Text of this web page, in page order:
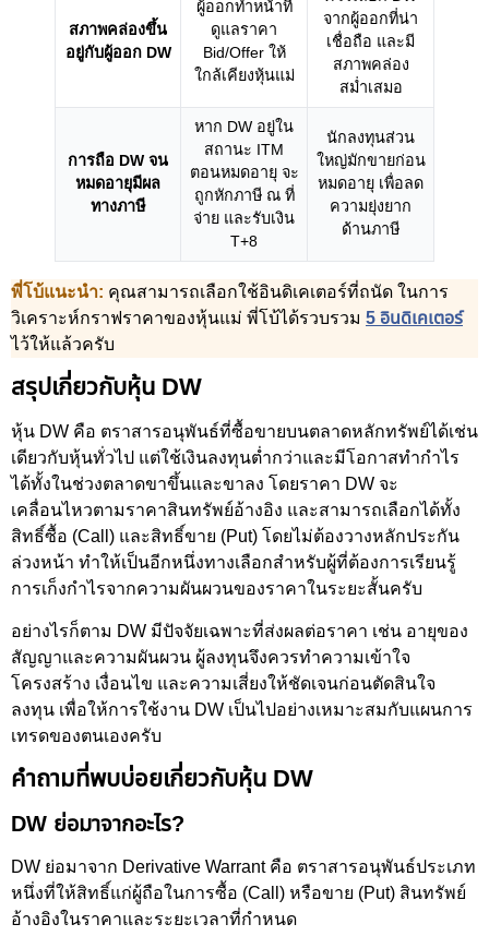
สภาพคล่องขึ้น
อยู่กับผู้ออก DW
ผู้ออกทำหน้าที่
ดูแลราคา
Bid/Offer ให้
ใกล้เคียงหุ้นแม่
จากผู้ออกที่น่า
เชื่อถือ และมี
สภาพคล่อง
สม่ำเสมอ
การถือ DW จน
หมดอายุมีผล
ทางภาษี
หาก DW อยู่ใน
สถานะ ITM
ตอนหมดอายุ จะ
ถูกหักภาษี ณ ที่
จ่าย และรับเงิน
T+8
นักลงทุนส่วน
ใหญ่มักขายก่อน
หมดอายุ เพื่อลด
ความยุ่งยาก
ด้านภาษี
พี่โบ้แนะนำ: คุณสามารถเลือกใช้อินดิเคเตอร์ที่ถนัด ในการ
วิเคราะห์กราฟราคาของหุ้นแม่ พี่โบ้ได้รวบรวม 5 อินดิเคเตอร์
ไว้ให้แล้วครับ
สรุปเกี่ยวกับหุ้น DW
หุ้น DW คือ ตราสารอนุพันธ์ที่ซื้อขายบนตลาดหลักทรัพย์ได้เช่น
เดียวกับหุ้นทั่วไป แต่ใช้เงินลงทุนต่ำกว่าและมีโอกาสทำกำไร
ได้ทั้งในช่วงตลาดขาขึ้นและขาลง โดยราคา DW จะ
เคลื่อนไหวตามราคาสินทรัพย์อ้างอิง และสามารถเลือกได้ทั้ง
สิทธิ์ซื้อ (Call) และสิทธิ์ขาย (Put) โดยไม่ต้องวางหลักประกัน
ล่วงหน้า ทำให้เป็นอีกหนึ่งทางเลือกสำหรับผู้ที่ต้องการเรียนรู้
การเก็งกำไรจากความผันผวนของราคาในระยะสั้นครับ
อย่างไรก็ตาม DW มีปัจจัยเฉพาะที่ส่งผลต่อราคา เช่น อายุของ
สัญญาและความผันผวน ผู้ลงทุนจึงควรทำความเข้าใจ
โครงสร้าง เงื่อนไข และความเสี่ยงให้ชัดเจนก่อนตัดสินใจ
ลงทุน เพื่อให้การใช้งาน DW เป็นไปอย่างเหมาะสมกับแผนการ
เทรดของตนเองครับ
คำถามที่พบบ่อยเกี่ยวกับหุ้น DW
DW ย่อมาจากอะไร?
DW ย่อมาจาก Derivative Warrant คือ ตราสารอนุพันธ์ประเภท
หนึ่งที่ให้สิทธิ์แก่ผู้ถือในการซื้อ (Call) หรือขาย (Put) สินทรัพย์
อ้างอิงในราคาและระยะเวลาที่กำหนด